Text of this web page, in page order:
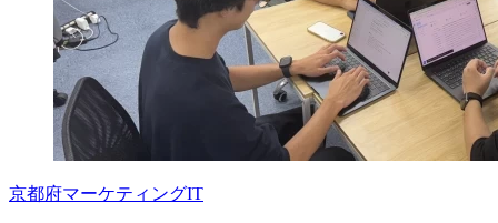
京都府マーケティングIT